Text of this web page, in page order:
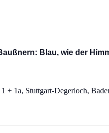
Blau, wie der
+ 1a, Stuttgart-Degerloch,